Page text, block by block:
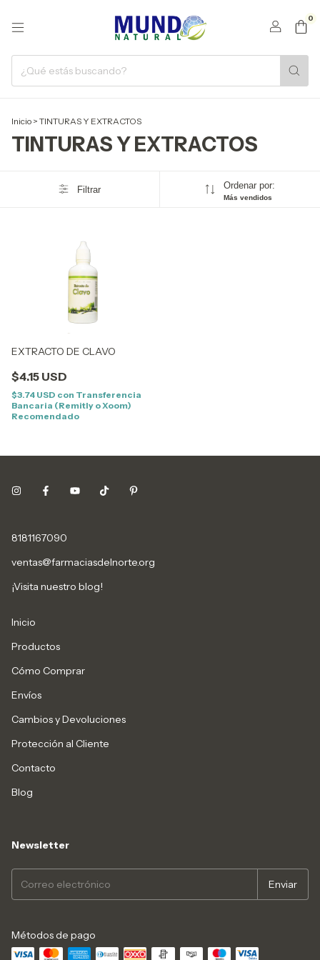
0
Inicio > TINTURAS Y EXTRACTOS
TINTURAS Y EXTRACTOS
Filtrar Ordenar por:
Más vendidos
EXTRACTO DE CLAVO
$4.15 USD
$3.74 USD con Transferencia
Bancaria (Remitly o Xoom)
Recomendado
8181167090
ventas@farmaciasdelnorte.org
¡Visita nuestro blog!
Inicio
Productos
Cómo Comprar
Envíos
Cambios y Devoluciones
Protección al Cliente
Contacto
Blog
Newsletter
Métodos de pago